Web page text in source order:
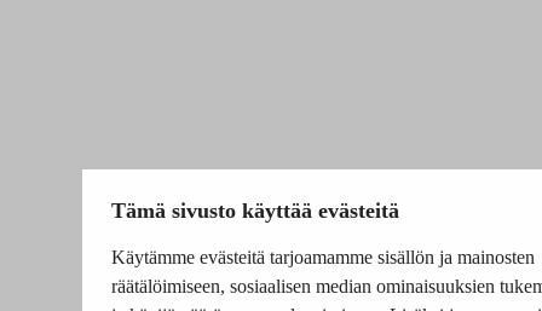
Tämä sivusto käyttää evästeitä
Käytämme evästeitä tarjoamamme sisällön ja mainosten
räätälöimiseen, sosiaalisen median ominaisuuksien